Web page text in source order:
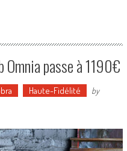
Omnia passe à 1190€
Haute-Fidélité
by